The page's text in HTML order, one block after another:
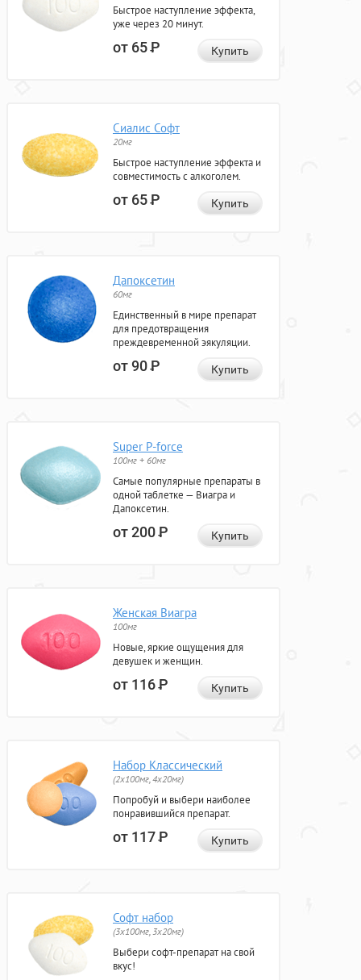
Быстрое наступление эффекта,
уже через 20 минут.
от 65Р Купить
Сиалис Софт
20мг
Быстрое наступление эффекта и
совместимость с алкоголем.
от 65Р Купить
Дапоксетин
60мг
Единственный в мире препарат
для предотвращения
преждевременной эякуляции.
от 90Р Купить
Super P-force
100мг + 60мг
Самые популярные препараты в
одной таблетке — Виагра и
Дапоксетин.
от 200Р Купить
Женская Виагра
100мг
Новые, яркие ощущения для
девушек и женщин.
от 116Р Купить
Набор Классический
(2x100мг, 4x20мг)
Попробуй и выбери наиболее
понравившийся препарат.
от 117Р Купить
Софт набор
(3x100мг, 3x20мг)
Выбери софт-препарат на свой
вкус!